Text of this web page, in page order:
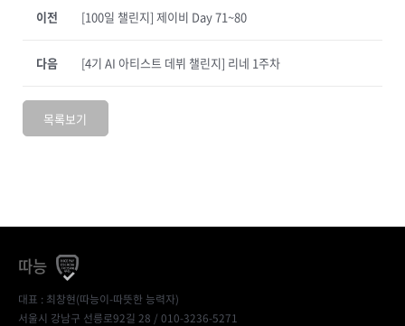
이전 [100일 챌린지] 제이비 Day 71~80
[4기 AI 아티스트 데뷔 챌린지] 리네 1주차
다음
목록보기
따능
대표 : 최창현(따능이-따뜻한 능력자)
서울시 강남구 선릉로92길 28 / 010-3236-5271